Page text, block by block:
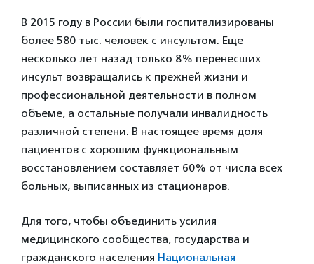
В 2015 году в России были госпитализированы
более 580 тыс. человек с инсультом. Еще
несколько лет назад только 8% перенесших
инсульт возвращались к прежней жизни и
профессиональной деятельности в полном
объеме, а остальные получали инвалидность
различной степени. В настоящее время доля
пациентов с хорошим функциональным
восстановлением составляет 60% от числа всех
больных, выписанных из стационаров.
Для того, чтобы объединить усилия
медицинского сообщества, государства и
гражданского населения Национальная